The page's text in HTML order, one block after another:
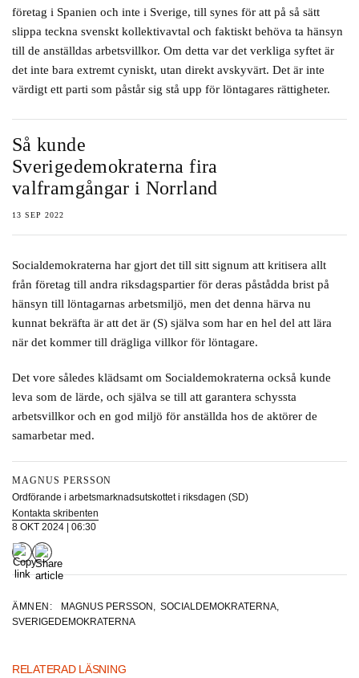
företag i Spanien och inte i Sverige, till synes för att på så sätt
slippa teckna svenskt kollektivavtal och faktiskt behöva ta hänsyn
till de anställdas arbetsvillkor. Om detta var det verkliga syftet är
det inte bara extremt cyniskt, utan direkt avskyvärt. Det är inte
värdigt ett parti som påstår sig stå upp för löntagares rättigheter.
Så kunde
Sverigedemokraterna fira
valframgångar i Norrland
13 SEP 2022
Socialdemokraterna har gjort det till sitt signum att kritisera allt
från företag till andra riksdagspartier för deras påstådda brist på
hänsyn till löntagarnas arbetsmiljö, men det denna härva nu
kunnat bekräfta är att det är (S) själva som har en hel del att lära
när det kommer till drägliga villkor för löntagare.
Det vore således klädsamt om Socialdemokraterna också kunde
leva som de lärde, och själva se till att garantera schyssta
arbetsvillkor och en god miljö för anställda hos de aktörer de
samarbetar med.
MAGNUS PERSSON
Ordförande i arbetsmarknadsutskottet i riksdagen (SD)
Kontakta skribenten
8 OKT 2024 | 06:30
ÄMNEN: MAGNUS PERSSON , SOCIALDEMOKRATERNA,
SVERIGEDEMOKRATERNA
RELATERAD LÄSNING